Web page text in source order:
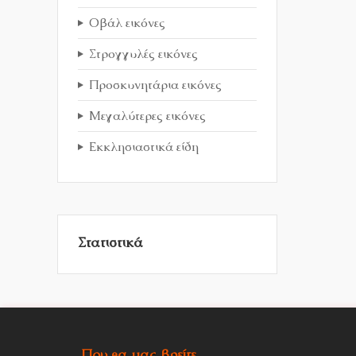
Οβάλ εικόνες
Στρογγυλές εικόνες
Προσκυνητάρια εικόνες
Μεγαλύτερες εικόνες
Εκκλησιαστικά είδη
Στατιστικά